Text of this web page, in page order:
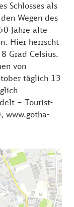
im
älteste
erinnert
ein
wirkte auch
Iffland.
im
Schlosses als
Wegen des
Jahre alte
Hier herrscht
Grad Celsius.
von
täglich 13
– Tourist-
www.gotha-